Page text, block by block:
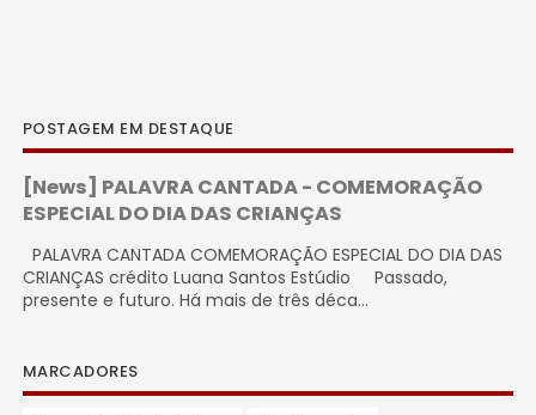
POSTAGEM EM DESTAQUE
[News] PALAVRA CANTADA - COMEMORAÇÃO
ESPECIAL DO DIA DAS CRIANÇAS
PALAVRA CANTADA COMEMORAÇÃO ESPECIAL DO DIA DAS
CRIANÇAS crédito Luana Santos Estúdio Passado,
presente e futuro. Há mais de três déca...
MARCADORES